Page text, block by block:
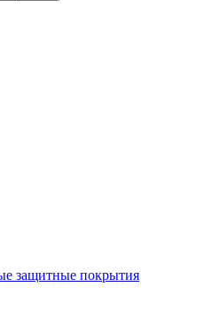
защитные покрытия